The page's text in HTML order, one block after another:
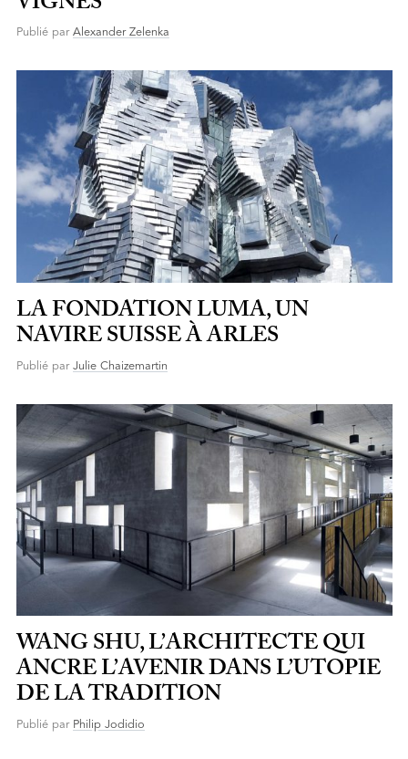
Publié par Alexander Zelenka
LA FONDATION LUMA, UN
NAVIRE SUISSE À ARLES
Publié par Julie Chaizemartin
WANG SHU, L’ARCHITECTE QUI
ANCRE L’AVENIR DANS L’UTOPIE
DE LA TRADITION
Publié par Philip Jodidio